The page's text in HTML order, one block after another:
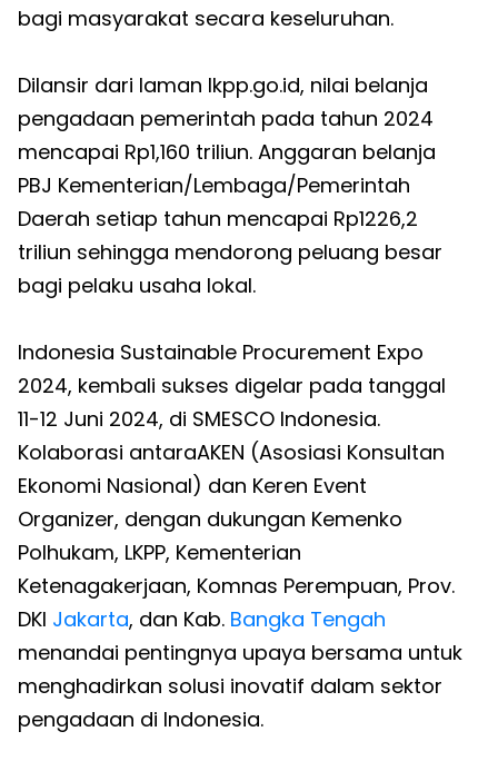
bagi masyarakat secara keseluruhan.
Dilansir dari laman lkpp.go.id, nilai belanja
pengadaan pemerintah pada tahun 2024
mencapai Rp1,160 triliun. Anggaran belanja
PBJ Kementerian/Lembaga/Pemerintah
Daerah setiap tahun mencapai Rp1226,2
triliun sehingga mendorong peluang besar
bagi pelaku usaha lokal.
Indonesia Sustainable Procurement Expo
2024, kembali sukses digelar pada tanggal
11-12 Juni 2024, di SMESCO Indonesia.
Kolaborasi antaraAKEN (Asosiasi Konsultan
Ekonomi Nasional) dan Keren Event
Organizer, dengan dukungan Kemenko
Polhukam, LKPP, Kementerian
Ketenagakerjaan, Komnas Perempuan, Prov.
DKI Jakarta, dan Kab. Bangka Tengah
menandai pentingnya upaya bersama untuk
menghadirkan solusi inovatif dalam sektor
pengadaan di Indonesia.